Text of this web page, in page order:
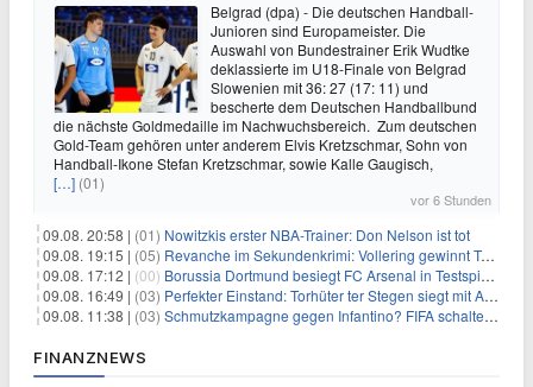
Belgrad (dpa) - Die deutschen Handball-
Junioren sind Europameister. Die
Auswahl von Bundestrainer Erik Wudtke
deklassierte im U18-Finale von Belgrad
Slowenien mit 36: 27 (17: 11) und
bescherte dem Deutschen Handballbund
die nächste Goldmedaille im Nachwuchsbereich. Zum deutschen
Gold-Team gehören unter anderem Elvis Kretzschmar, Sohn von
Handball-Ikone Stefan Kretzschmar, sowie Kalle Gaugisch,
[…] (01)
vor 6 Stunden
09.08. 20:58 | (01) Nowitzkis erster NBA-Trainer: Don Nelson ist tot
09.08. 19:15 | (05) Revanche im Sekundenkrimi: Vollering gewinnt Tour
09.08. 17:12 | (00) Borussia Dortmund besiegt FC Arsenal in Testspiel mit 3:2
09.08. 16:49 | (03) Perfekter Einstand: Torhüter ter Stegen siegt mit Ajax
09.08. 11:38 | (03) Schmutzkampagne gegen Infantino? FIFA schaltet auf Angriff
FINANZNEWS